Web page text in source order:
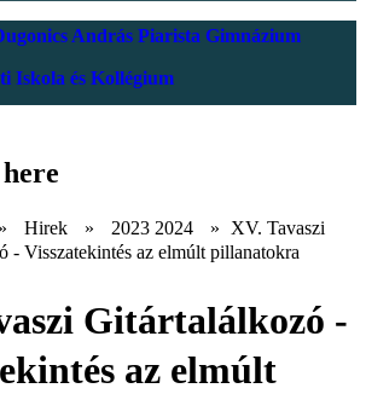
András Piarista Gimnázium
Iskola és Kollégium
» Hirek » 2023 2024 »
XV. Tavaszi
- Visszatekintés az elmúlt pillanatokra
Gitártalálkozó -
az elmúlt